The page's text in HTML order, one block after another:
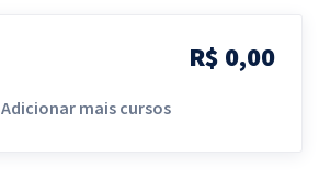
R$ 0,00
Adicionar mais cursos